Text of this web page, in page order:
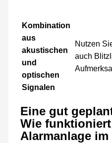
Kombination
aus
akustischen
und
optischen
Signalen
Nutzen
auch
Eine gut
Wie
Alarmanlage im